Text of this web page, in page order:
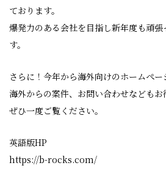
ております。
爆発力のある会社を目指し新年度も頑
す。
さらに！今年から海外向けのホームぺー
海外からの案件、お問い合わせなどもお
ぜひ一度ご覧ください。
英語版HP
https://b-rocks.com/